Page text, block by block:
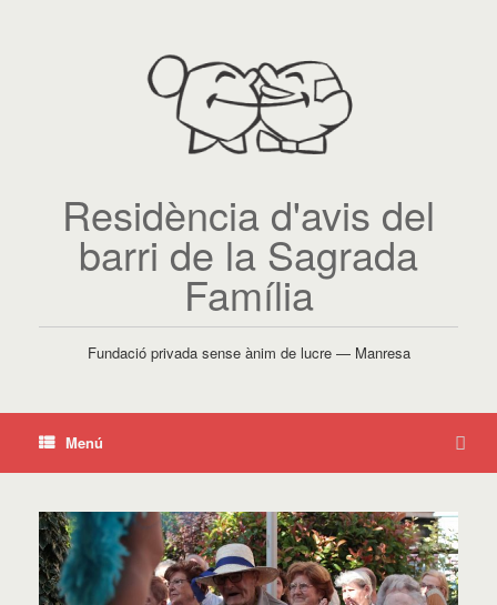
Residència d'avis del
barri de la Sagrada
Família
Fundació privada sense ànim de lucre — Manresa
Menú